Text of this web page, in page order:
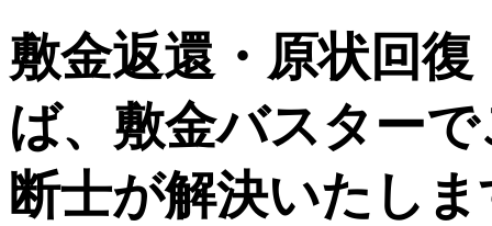
敷金返還・原状回
ば、敷金バスター
断士が解決いたし